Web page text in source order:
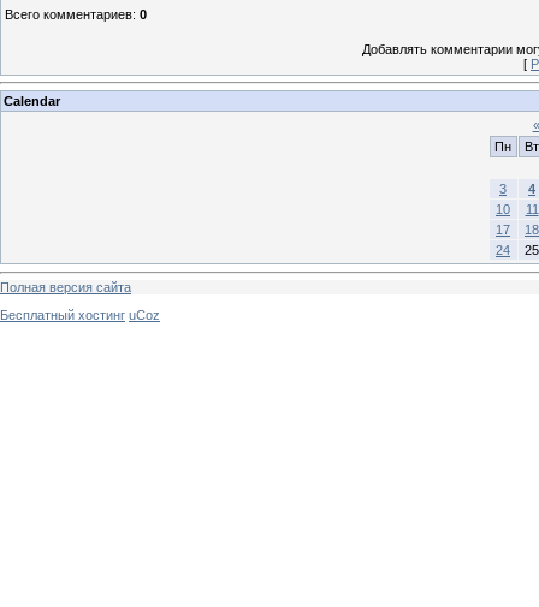
Всего комментариев: 0
Добавлять комментарии
[
Calendar
«
Пн
Вт
3
4
10
11
17
18
24
25
Полная версия сайта
Бесплатный хостинг uCoz